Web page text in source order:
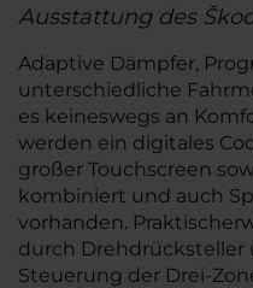
Ausstattung des
Adaptive Dämpfer,
unterschiedliche
es keineswegs an
werden ein digitales
großer Touchscreen
kombiniert und auch
vorhanden.
durch Drehdrücksteller
Steuerung der Drei-